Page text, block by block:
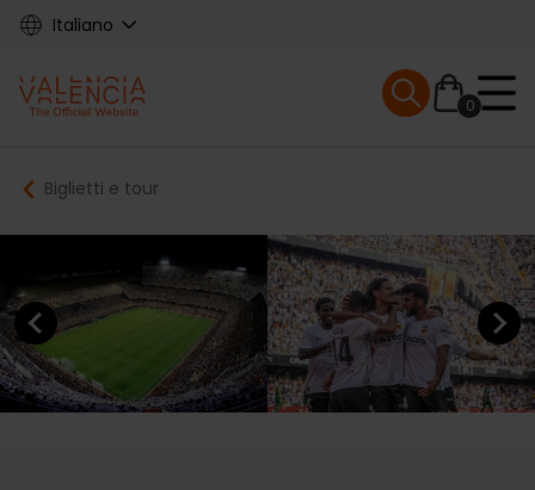
Skip
content
Italiano
Main
navigation
0
Mobile menu
Breadcrumb
Biglietti e tour
Previous element Next